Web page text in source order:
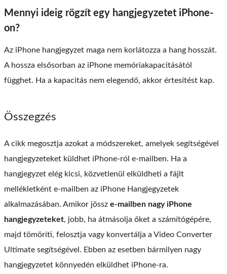
Mennyi ideig rögzít egy hangjegyzetet iPhone-
on?
Az iPhone hangjegyzet maga nem korlátozza a hang hosszát.
A hossza elsősorban az iPhone memóriakapacitásától
függhet. Ha a kapacitás nem elegendő, akkor értesítést kap.
Összegzés
A cikk megosztja azokat a módszereket, amelyek segítségével
hangjegyzeteket küldhet iPhone-ról e-mailben. Ha a
hangjegyzet elég kicsi, közvetlenül elküldheti a fájlt
mellékletként e-mailben az iPhone Hangjegyzetek
alkalmazásában. Amikor jössz e-mailben nagy iPhone
hangjegyzeteket, jobb, ha átmásolja őket a számítógépére,
majd tömöríti, felosztja vagy konvertálja a Video Converter
Ultimate segítségével. Ebben az esetben bármilyen nagy
hangjegyzetet könnyedén elküldhet iPhone-ra.